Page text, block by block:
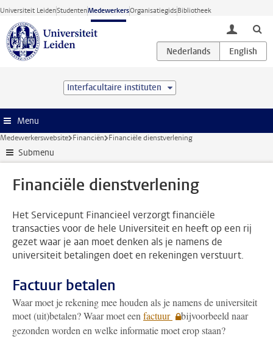
Ga direct naar de inhoud
Universiteit LeidenStudentenMedewerkersOrganisatiegidsBibliotheek
toggle
Interfacultaire instituten
Menu
Medewerkerswebsite Financiën Financiële dienstverlening
Submenu
Financiële dienstverlening
Het Servicepunt Financieel verzorgt financiële
transacties voor de hele Universiteit en heeft op een rij
gezet waar je aan moet denken als je namens de
universiteit betalingen doet en rekeningen verstuurt.
Factuur betalen
Waar moet je rekening mee houden als je namens de universiteit
moet (uit)betalen? Waar moet een factuur
bijvoorbeeld naar
gezonden worden en welke informatie moet erop staan?